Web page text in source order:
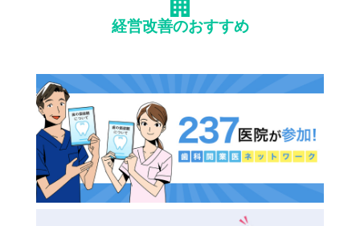
経営改善のおすすめ